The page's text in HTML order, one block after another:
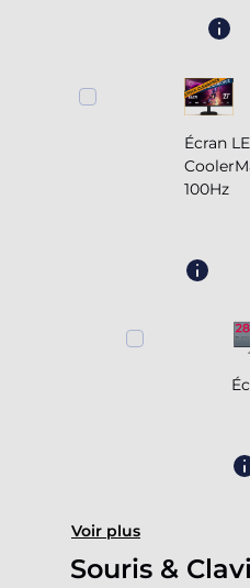
Écran
100Hz
Voir plus
Souris &